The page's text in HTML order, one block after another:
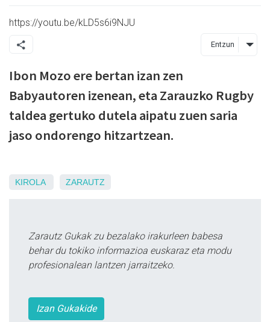
https://youtu.be/kLD5s6i9NJU
Entzun
Ibon Mozo ere bertan izan zen
Babyautoren izenean, eta Zarauzko Rugby
taldea gertuko dutela aipatu zuen saria
jaso ondorengo hitzartzean.
KIROLA ZARAUTZ
Zarautz Gukak zu bezalako irakurleen babesa
behar du tokiko informazioa euskaraz eta modu
profesionalean lantzen jarraitzeko.
Izan Gukakide